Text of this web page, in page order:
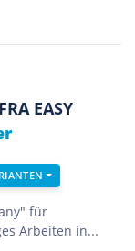
EASY
für
Arbeiten in...